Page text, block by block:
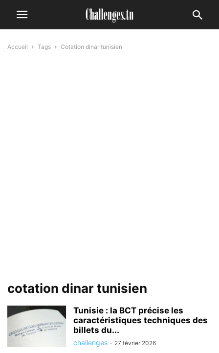
Accueil Tags Cotation dinar tunisien
cotation dinar tunisien
Tunisie : la BCT précise les
caractéristiques techniques des
billets du...
challenges - 27 février 2026